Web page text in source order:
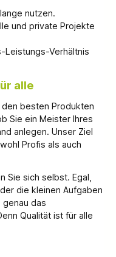
nutzen.
und private Projekte
Leistungs-Verhältnis
alle
besten Produkten
Sie ein Meister Ihres
anlegen. Unser Ziel
Profis als auch
Sie sich selbst. Egal,
die kleinen Aufgaben
genau das
Qualität ist für alle